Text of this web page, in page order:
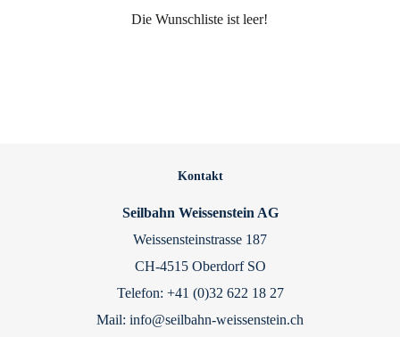
Die Wunschliste ist leer!
Kontakt
Seilbahn Weissenstein AG
Weissensteinstrasse 187
CH-4515 Oberdorf SO
Telefon: +41 (0)32 622 18 27
Mail: info@seilbahn-weissenstein.ch